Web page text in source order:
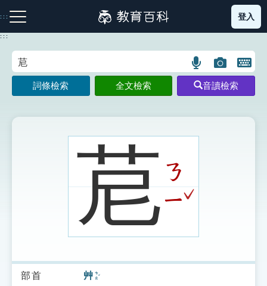
到
主
:::
注音索引圖示 筆畫索引圖示 部首索引表圖示
索引選單
登入
:::
語
言
搜
示
圖
片
搜
開
鍵
圖
詞條檢索 全文檢索 音讀檢索
苨ㄋ
ㄧ ˇ
部首 艸 ㄘㄠˇ